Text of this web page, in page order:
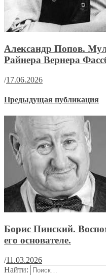
Александр Попов.
Райнера Вернера
/17.06.2026
Предыдущая публикация
Борис Пинский.
его основателе.
/11.03.2026
Найти: